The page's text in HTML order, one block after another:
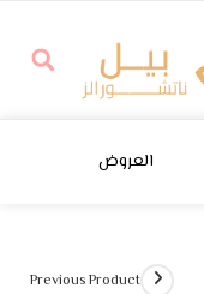
العروض
Previous Product